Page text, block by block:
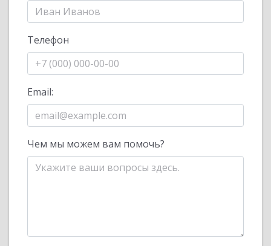
Телефон
Email:
Чем мы можем вам помочь?